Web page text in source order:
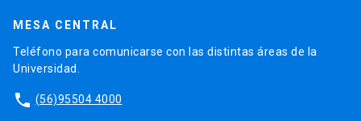
MESA CENTRAL
Teléfono para comunicarse con las distintas áreas de la
Universidad.
phone (56)95504 4000